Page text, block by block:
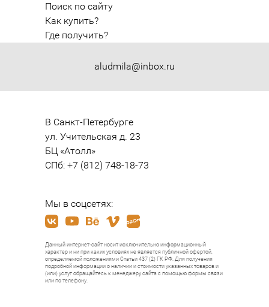
aludmila@inbox.ru
Поиск по сайту
Как купить?
Где получить?
В Санкт-Петербурге
ул. Учительская д. 23
БЦ «Атолл»
СПб: +7 (812) 748-18-73
Мы в соцсетях:
Данный интернет-сайт носит исключительно информационный
характер и ни при каких условиях не является публичной офертой,
определяемой положениями Статьи 437 (2) ГК РФ. Для получения
подробной информации о наличии и стоимости указанных товаров и
(или) услуг обращайтесь к менеджеру сайта с помощью формы связи
или по телефону.